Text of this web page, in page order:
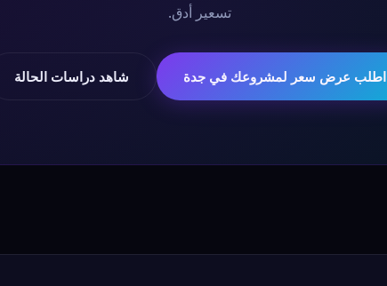
تسعير أدق.
اطلب عرض سعر لمشروعك في جدة شاهد دراسات الحالة